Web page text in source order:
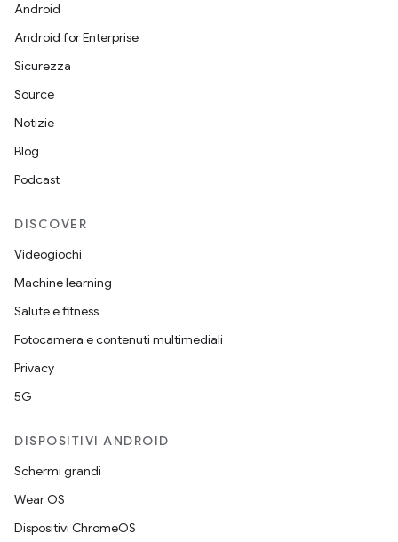
Android
Android for Enterprise
Sicurezza
Source
Notizie
Blog
Podcast
DISCOVER
Videogiochi
Machine learning
Salute e fitness
Fotocamera e contenuti multimediali
Privacy
5G
DISPOSITIVI ANDROID
Schermi grandi
Wear OS
Dispositivi ChromeOS